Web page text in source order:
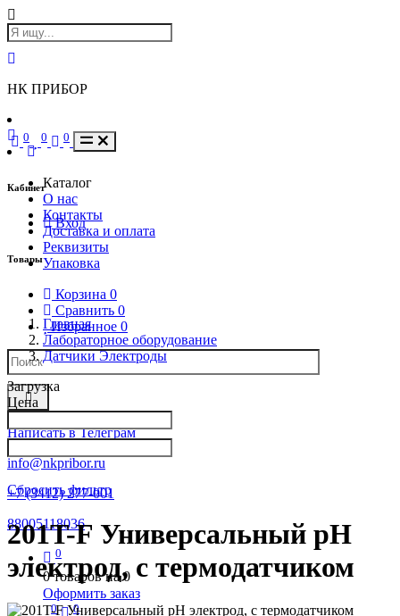
НК ПРИБОР
Кабинет
Вход
Товары
Корзина 0
Сравнить 0
Избранное 0
Написать в Телеграм
info@nkpribor.ru
+7 (3412) 277-001
88005118036
0
0 товаров на0
Оформить заказ
0 0
0 0 0
Каталог
О нас
Контакты
Доставка и оплата
Реквизиты
Упаковка
Главная
Лабораторное оборудование
Датчики Электроды
Загрузка
Цена
Сбросить фильтр
201T-F Универсальный pH
электрод, с термодатчиком